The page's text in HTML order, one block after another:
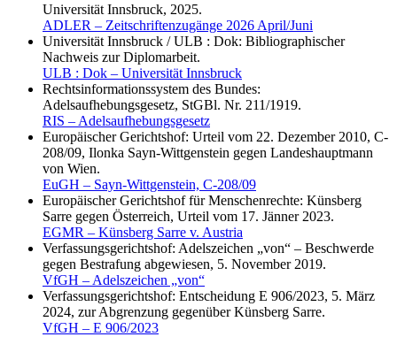
Universität Innsbruck, 2025.
ADLER – Zeitschriftenzugänge 2026 April/Juni
Universität Innsbruck / ULB : Dok: Bibliographischer
Nachweis zur Diplomarbeit.
ULB : Dok – Universität Innsbruck
Rechtsinformationssystem des Bundes:
Adelsaufhebungsgesetz, StGBl. Nr. 211/1919.
RIS – Adelsaufhebungsgesetz
Europäischer Gerichtshof: Urteil vom 22. Dezember 2010, C-
208/09, Ilonka Sayn-Wittgenstein gegen Landeshauptmann
von Wien.
EuGH – Sayn-Wittgenstein, C-208/09
Europäischer Gerichtshof für Menschenrechte: Künsberg
Sarre gegen Österreich, Urteil vom 17. Jänner 2023.
EGMR – Künsberg Sarre v. Austria
Verfassungsgerichtshof: Adelszeichen „von“ – Beschwerde
gegen Bestrafung abgewiesen, 5. November 2019.
VfGH – Adelszeichen „von“
Verfassungsgerichtshof: Entscheidung E 906/2023, 5. März
2024, zur Abgrenzung gegenüber Künsberg Sarre.
VfGH – E 906/2023